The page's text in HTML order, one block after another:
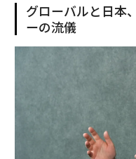
グローバルと日本
ーの流儀